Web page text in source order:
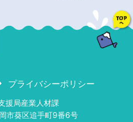
プライバシーポリシー
援局産業人材課
市葵区追手町9番6号